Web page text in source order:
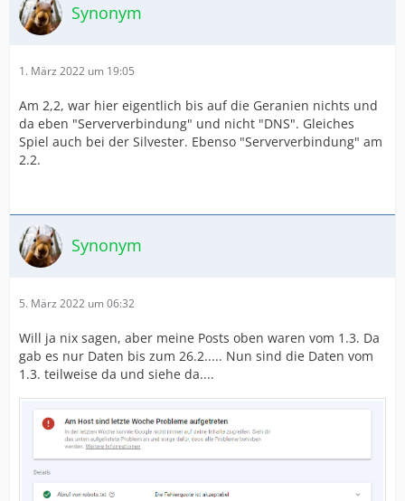
Synonym
1. März 2022 um 19:05
Am 2,2, war hier eigentlich bis auf die Geranien nichts und
da eben "Serververbindung" und nicht "DNS". Gleiches
Spiel auch bei der Silvester. Ebenso "Serververbindung" am
2.2.
Synonym
5. März 2022 um 06:32
Will ja nix sagen, aber meine Posts oben waren vom 1.3. Da
gab es nur Daten bis zum 26.2..... Nun sind die Daten vom
1.3. teilweise da und siehe da....